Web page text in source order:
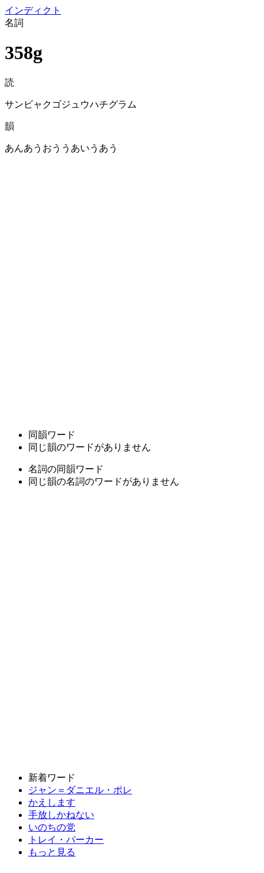
インディクト
名詞
358g
読
サンビャクゴジュウハチグラム
韻
あんあうおううあいうあう
同韻ワード
同じ韻のワードがありません
名詞の同韻ワード
同じ韻の名詞のワードがありません
新着ワード
ジャン＝ダニエル・ポレ
かえします
手放しかねない
いのちの党
トレイ・パーカー
もっと見る